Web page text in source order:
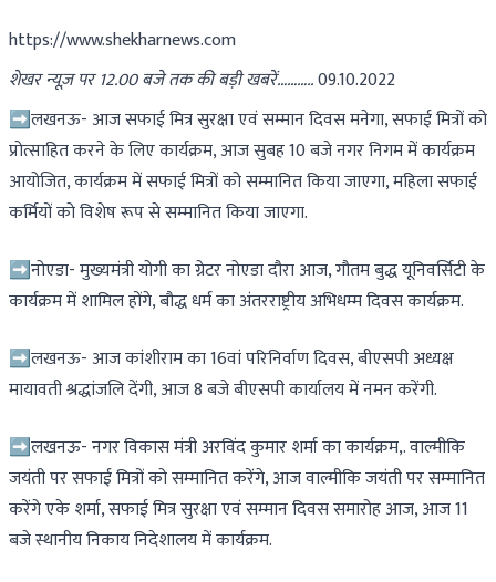
https://www.shekharnews.com
शेखर न्यूज़ पर 12.00 बजे तक की बड़ी खबरें………..09.10.2022
➡लखनऊ- आज सफाई मित्र सुरक्षा एवं सम्मान दिवस मनेगा, सफाई मित्रों को
प्रोत्साहित करने के लिए कार्यक्रम, आज सुबह 10 बजे नगर निगम में कार्यक्रम
आयोजित, कार्यक्रम में सफाई मित्रों को सम्मानित किया जाएगा, महिला सफाई
कर्मियों को विशेष रूप से सम्मानित किया जाएगा.
➡नोएडा- मुख्यमंत्री योगी का ग्रेटर नोएडा दौरा आज, गौतम बुद्ध यूनिवर्सिटी के
कार्यक्रम में शामिल होंगे, बौद्ध धर्म का अंतरराष्ट्रीय अभिधम्म दिवस कार्यक्रम.
➡लखनऊ- आज कांशीराम का 16वां परिनिर्वाण दिवस, बीएसपी अध्यक्ष
मायावती श्रद्धांजलि देंगी, आज 8 बजे बीएसपी कार्यालय में नमन करेंगी.
➡लखनऊ- नगर विकास मंत्री अरविंद कुमार शर्मा का कार्यक्रम,. वाल्मीकि
जयंती पर सफाई मित्रों को सम्मानित करेंगे, आज वाल्मीकि जयंती पर सम्मानित
करेंगे एके शर्मा, सफाई मित्र सुरक्षा एवं सम्मान दिवस समारोह आज, आज 11
बजे स्थानीय निकाय निदेशालय में कार्यक्रम.